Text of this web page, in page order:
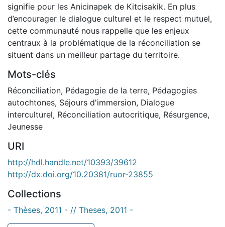
signifie pour les Anicinapek de Kitcisakik. En plus
d’encourager le dialogue culturel et le respect mutuel,
cette communauté nous rappelle que les enjeux
centraux à la problématique de la réconciliation se
situent dans un meilleur partage du territoire.
Mots-clés
Réconciliation, Pédagogie de la terre, Pédagogies
autochtones, Séjours d'immersion, Dialogue
interculturel, Réconciliation autocritique, Résurgence,
Jeunesse
URI
http://hdl.handle.net/10393/39612
http://dx.doi.org/10.20381/ruor-23855
Collections
- Thèses, 2011 - // Theses, 2011 -